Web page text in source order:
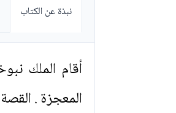
نبذة عن الكتاب
أقام الملك
المعجزة .